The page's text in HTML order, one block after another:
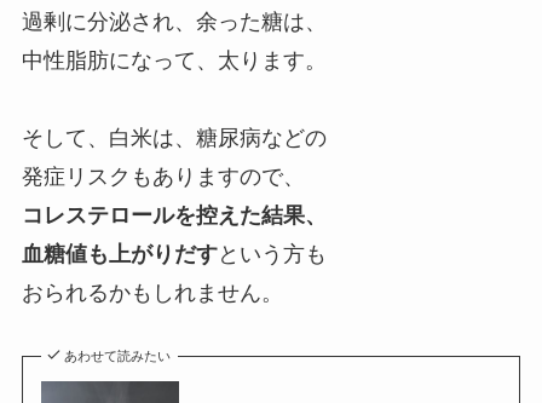
過剰に分泌され、余った糖は、
中性脂肪になって、太ります。
そして、白米は、糖尿病などの
発症リスクもありますので、
コレステロールを控えた結果、
血糖値も上がりだすという方も
おられるかもしれません。
あわせて読みたい